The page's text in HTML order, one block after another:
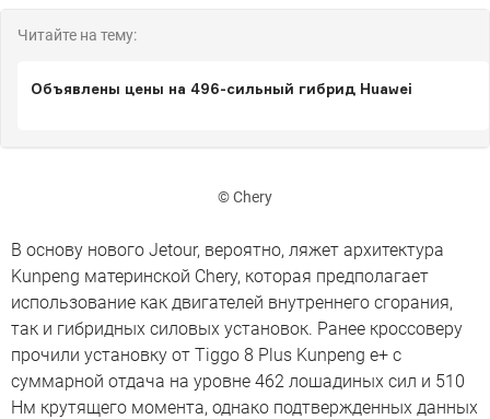
Читайте на тему:
Объявлены цены на 496-сильный гибрид Huawei
© Chery
В основу нового Jetour, вероятно, ляжет архитектура
Kunpeng материнской Chery, которая предполагает
использование как двигателей внутреннего сгорания,
так и гибридных силовых установок. Ранее кроссоверу
прочили установку от Tiggo 8 Plus Kunpeng e+ с
суммарной отдача на уровне 462 лошадиных сил и 510
Нм крутящего момента, однако подтвержденных данных